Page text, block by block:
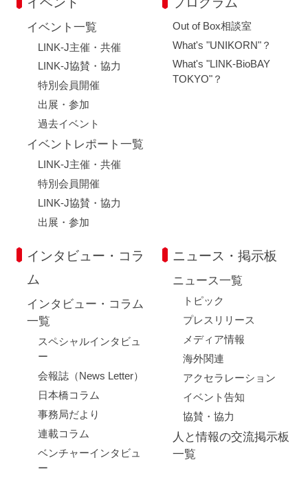
イベント一覧
LINK-J主催・共催
LINK-J協賛・協力
特別会員開催
出展・参加
過去イベント
イベントレポート一覧
LINK-J主催・共催
特別会員開催
LINK-J協賛・協力
出展・参加
Out of Box相談室
What's "UNIKORN"？
What's "LINK-BioBAY
TOKYO"？
インタビュー・コラ
ム
インタビュー・コラム
一覧
スペシャルインタビュ
ー
会報誌（News Letter）
日本橋コラム
事務局だより
連載コラム
ベンチャーインタビュ
ー
ニュース・掲示板
ニュース一覧
トピック
プレスリリース
メディア情報
海外関連
アクセラレーション
イベント告知
協賛・協力
人と情報の交流掲示板
一覧